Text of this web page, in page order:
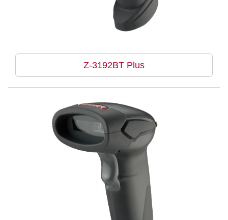
Z-3192BT Plus